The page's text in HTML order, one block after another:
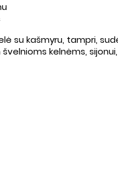
su kašmyru, tampri,
kelnėms,